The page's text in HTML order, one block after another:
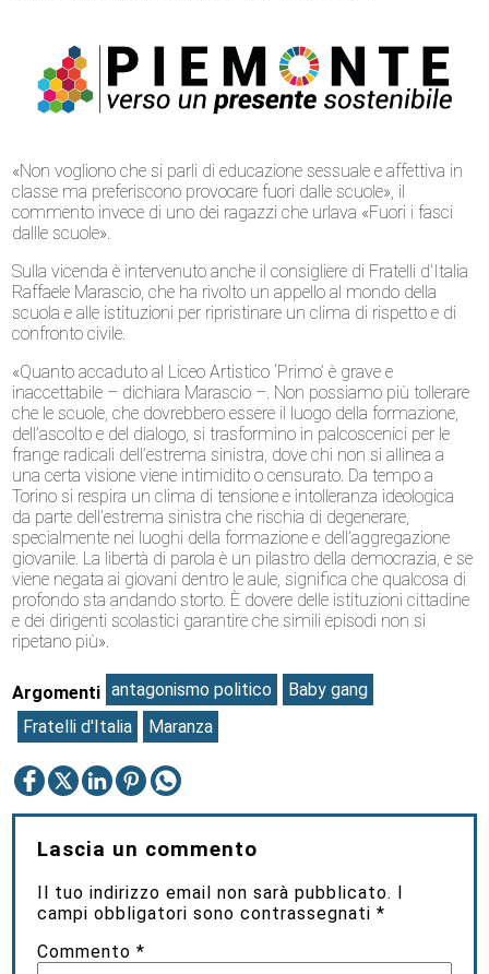
«Non vogliono che si parli di educazione sessuale e affettiva in
classe ma preferiscono provocare fuori dalle scuole», il
commento invece di uno dei ragazzi che urlava «Fuori i fasci
dallle scuole».
Sulla vicenda è intervenuto anche il consigliere di Fratelli d’Italia
Raffaele Marascio, che ha rivolto un appello al mondo della
scuola e alle istituzioni per ripristinare un clima di rispetto e di
confronto civile.
«Quanto accaduto al Liceo Artistico ‘Primo’ è grave e
inaccettabile – dichiara Marascio –. Non possiamo più tollerare
che le scuole, che dovrebbero essere il luogo della formazione,
dell’ascolto e del dialogo, si trasformino in palcoscenici per le
frange radicali dell’estrema sinistra, dove chi non si allinea a
una certa visione viene intimidito o censurato. Da tempo a
Torino si respira un clima di tensione e intolleranza ideologica
da parte dell’estrema sinistra che rischia di degenerare,
specialmente nei luoghi della formazione e dell’aggregazione
giovanile. La libertà di parola è un pilastro della democrazia, e se
viene negata ai giovani dentro le aule, significa che qualcosa di
profondo sta andando storto. È dovere delle istituzioni cittadine
e dei dirigenti scolastici garantire che simili episodi non si
ripetano più».
Argomenti antagonismo politico
Baby gang
Fratelli d'Italia
Maranza
Lascia un commento
Il tuo indirizzo email non sarà pubblicato. I
campi obbligatori sono contrassegnati*
Commento*